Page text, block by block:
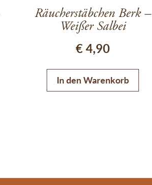
Räucherstäbchen Berk –
Weißer Salbei
€4,90
In den Warenkorb